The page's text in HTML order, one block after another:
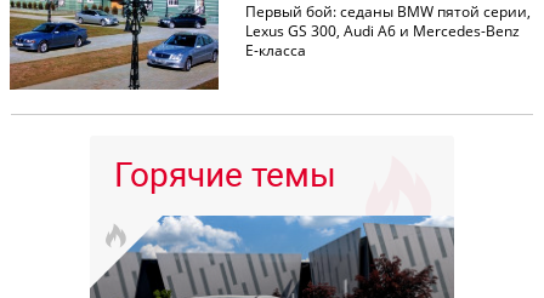
Первый бой: седаны BMW пятой серии,
Lexus GS 300, Audi A6 и Mercedes-Benz
E-класса
Горячие темы